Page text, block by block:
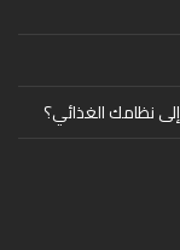
نظامك الغذائي؟